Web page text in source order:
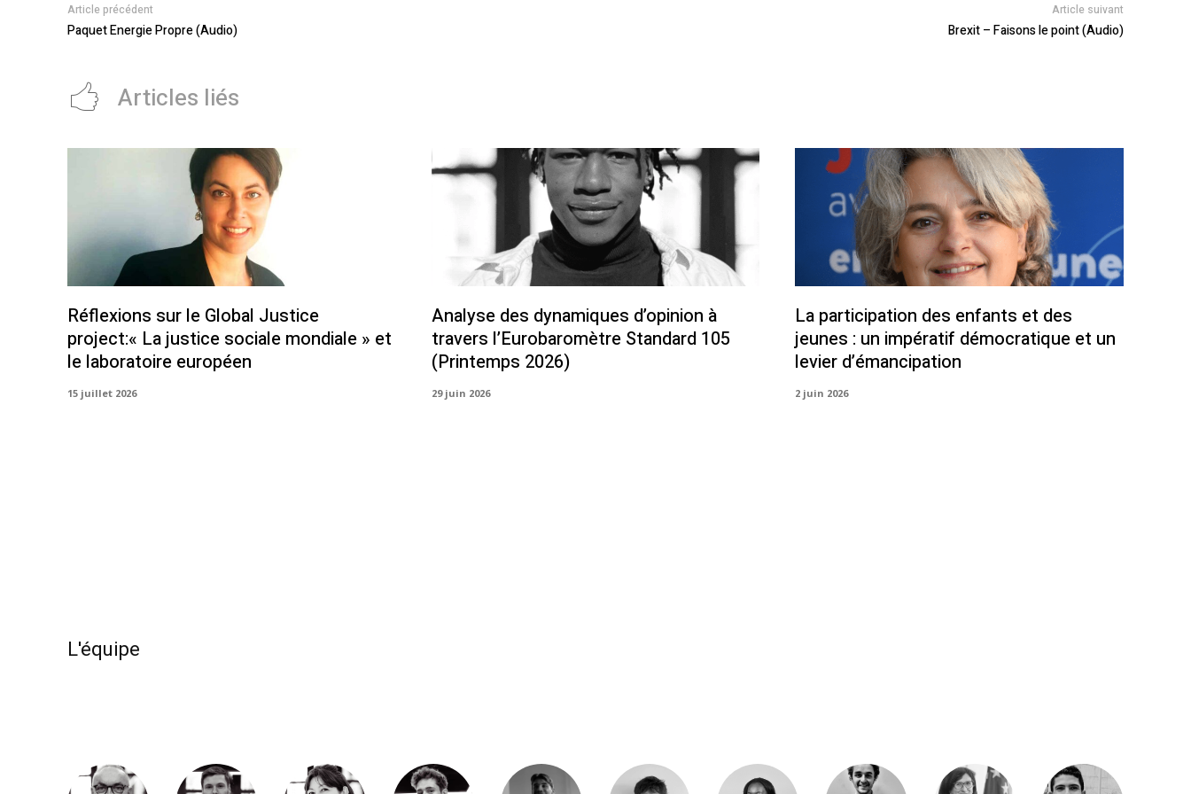
Article précédent
Paquet Energie Propre (Audio)
Article suivant
Brexit – Faisons le point (Audio)
Articles liés
Réflexions sur le Global Justice
project:« La justice sociale mondiale » et
le laboratoire européen
15 juillet 2026
Analyse des dynamiques d’opinion à
travers l’Eurobaromètre Standard 105
(Printemps 2026)
29 juin 2026
La participation des enfants et des
jeunes : un impératif démocratique et un
levier d’émancipation
2 juin 2026
L'équipe